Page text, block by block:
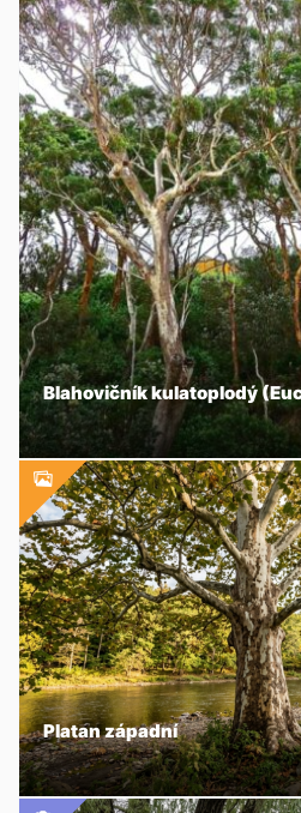
Blahovičník kulatoplodý
Platan západní